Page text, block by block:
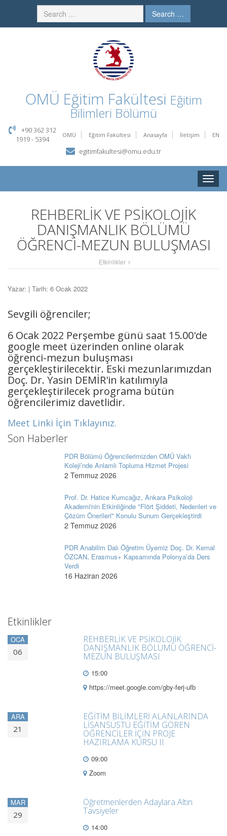
Search …
OMÜ Eğitim Fakültesi Eğitim
Bilimleri Bölümü
OMÜ Eğitim Fakültesi Anasayfa İletişim EN
+90 362 312
1919 - 5394
egitimfakultesi@omu.edu.tr
Toggle
REHBERLİK VE PSİKOLOJİK
DANIŞMANLIK BÖLÜMÜ
ÖĞRENCİ-MEZUN BULUŞMASI
Etkinlikler
Yazar: | Tarih: 6 Ocak 2022
Sevgili öğrenciler;
6 Ocak 2022 Perşembe günü saat 15.00'de
google meet üzerinden online olarak
öğrenci-mezun buluşması
gerçekleştirilecektir. Eski mezunlarımızdan
Doç. Dr. Yasin DEMİR'in katılımıyla
gerçekleştirilecek programa bütün
öğrencilerimiz davetlidir.
Meet Linki İçin Tıklayınız.
Son Haberler
PDR Bölümü Öğrencilerimizden OMÜ Vakfı
Koleji’nde Anlamlı Topluma Hizmet Projesi
2 Temmuz 2026
Prof. Dr. Hatice Kumcağız, Ankara Psikoloji
Akademi'nin Etkinliğinde "Flört Şiddeti, Nedenleri ve
Çözüm Önerileri" Konulu Sunum Gerçekleştirdi
2 Temmuz 2026
PDR Anabilim Dalı Öğretim Üyemiz Doç. Dr. Kemal
ÖZCAN, Erasmus+ Kapsamında Polonya’da Ders
Verdi
16 Haziran 2026
Etkinlikler
OCA
06
REHBERLİK VE PSİKOLOJİK
DANIŞMANLIK BÖLÜMÜ ÖĞRENCİ-
MEZUN BULUŞMASI
15:00
https://meet.google.com/gby-ferj-ufb
ARA
21
EĞİTİM BİLİMLERİ ALANLARINDA
LİSANSÜSTÜ EĞİTİM GÖREN
ÖĞRENCİLER İÇİN PROJE
HAZIRLAMA KURSU II
09:00
Zoom
MAR
29
Öğretmenlerden Adaylara Altın
Tavsiyeler
14:00